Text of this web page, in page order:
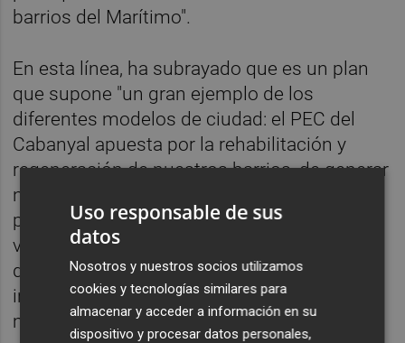
barrios del Marítimo".
En esta línea, ha subrayado que es un plan
que supone "un gran ejemplo de los
diferentes modelos de ciudad: el PEC del
Cabanyal apuesta por la rehabilitación y
regeneración de nuestros barrios, de generar
nuevos servicios públicos y, sobre todo, de
posibilitar y permitir que sus vecinos y
vecinas puedan vivir en paz frente al modelo
de la destrucción, del expolio y del mobbing
inmobiliario que planteaba el PP", ha
manifestado Gómez.
Uso responsable de sus
datos
Nosotros y nuestros socios utilizamos
cookies y tecnologías similares para
almacenar y acceder a información en su
dispositivo y procesar datos personales,